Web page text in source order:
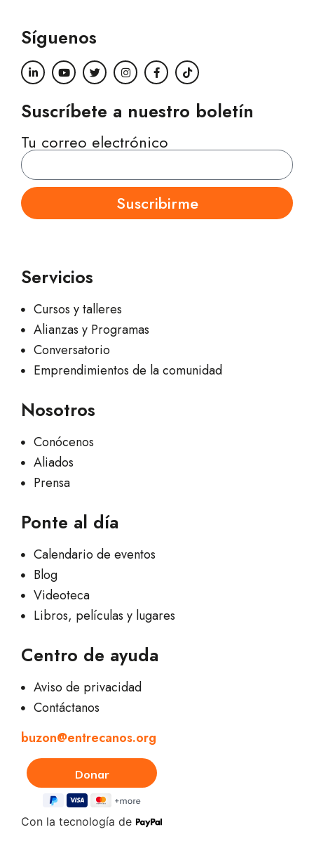
Síguenos
Suscríbete a nuestro boletín
Tu correo electrónico
Suscribirme
Servicios
Cursos y talleres
Alianzas y Programas
Conversatorio
Emprendimientos de la comunidad
Nosotros
Conócenos
Aliados
Prensa
Ponte al día
Calendario de eventos
Blog
Videoteca
Libros, películas y lugares
Centro de ayuda
Aviso de privacidad
Contáctanos
buzon@entrecanos.org
Con la tecnología de